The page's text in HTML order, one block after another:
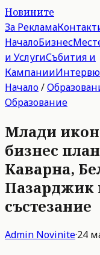
Новините
За Реклама
НачалоБизнес
и УслугиСъбития и
Кампании
Начало/
Образование
Млади
бизнес
Каварна,
Пазарджик
състезание
Admin Novinite·24